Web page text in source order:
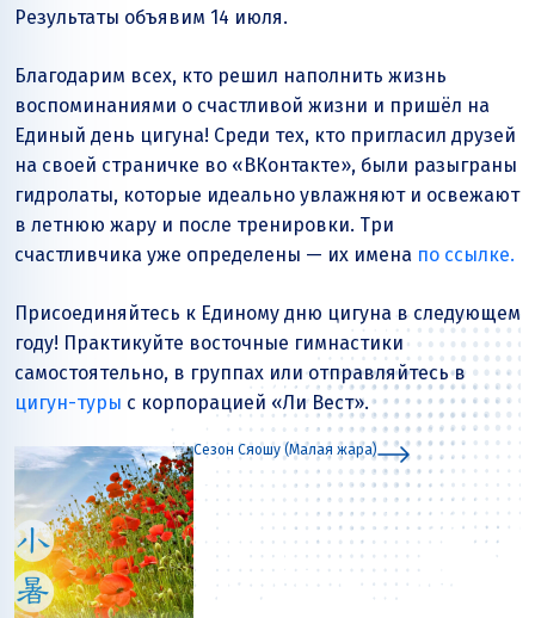
Результаты объявим 14 июля.
Благодарим всех, кто решил наполнить жизнь
воспоминаниями о счастливой жизни и пришёл на
Единый день цигуна! Среди тех, кто пригласил друзей
на своей страничке во «ВКонтакте», были разыграны
гидролаты, которые идеально увлажняют и освежают
в летнюю жару и после тренировки. Три
счастливчика уже определены — их имена по ссылке.
Присоединяйтесь к Единому дню цигуна в следующем
году! Практикуйте восточные гимнастики
самостоятельно, в группах или отправляйтесь в
цигун-туры с корпорацией «Ли Вест».
Сезон Сяошу (Малая жара)